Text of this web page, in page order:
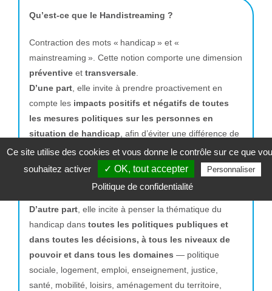
Qu’est-ce que le Handistreaming ?
Contraction des mots « handicap » et «
mainstreaming ». Cette notion comporte une dimension
préventive ettransversale
D’une part , elle invite à prendre proactivement en
compte les impacts positifs et négatifs de toutes
les mesures politiques sur les personnes en
situation de handicap , afin d’éviter une différence de
traitement entre les personnes avec et sans handicap.
Penser, dès le départ, aux conséquences sur les
personnes en situation de handicap permet de ne pas
devoir adapter les mesures par la suite.
D’autre part , elle incite à penser la thématique du
handicap danstoutes les politiques publiques et
dans toutes les décisions, à tous les niveaux de
pouvoir et dans tous les domaines — politique
sociale, logement, emploi, enseignement, justice,
santé, mobilité, loisirs, aménagement du territoire,
Ce site utilise des cookies et vous donne le contrôle sur ce que
souhaitez activer
✓ OK, tout accepter Personnaliser
Politique de confidentialité